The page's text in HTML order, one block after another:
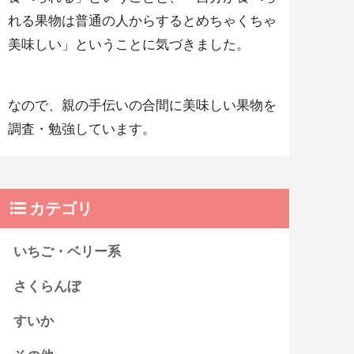
れる果物は普通の人からするとめちゃくちゃ
美味しい」ということに気づきました。
なので、親の手伝いの合間に美味しい果物を
調査・勉強しています。
カテゴリ
いちご・ベリー系
さくらんぼ
すいか